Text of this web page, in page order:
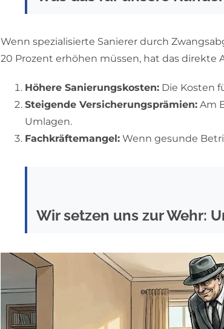
Wenn spezialisierte Sanierer durch
20 Prozent erhöhen müssen, hat das direkte
Höhere Sanierungskosten:Die Kosten
Steigende Versicherungsprämien:Am
Umlagen.
Fachkräftemangel:Wenn gesunde
Wir setzen uns zur Wehr: